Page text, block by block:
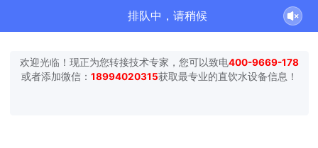
排队中，请稍候
欢迎光临！现正为您转接技术专家，您可以致电400-9669-178
或者添加微信： 18994020315获取最专业的直饮水设备信息！